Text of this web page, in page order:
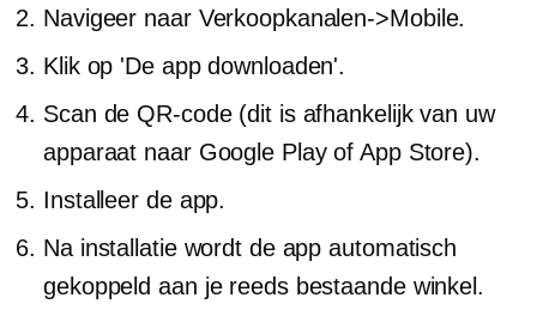
Navigeer naar Verkoopkanalen->Mobile.
Klik op 'De app downloaden'.
Scan de QR-code (dit is afhankelijk van uw
apparaat naar Google Play of App Store).
Installeer de app.
Na installatie wordt de app automatisch
gekoppeld aan je reeds bestaande winkel.